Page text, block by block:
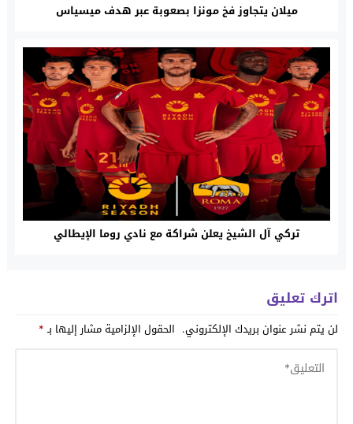
ميلان يتجاوز فخ مونزا بصعوبة عبر هدف ميسياس
تركي آل الشيخ يعلن شراكة مع نادي روما الإيطالي
اترك تعليق
لن يتم نشر عنوان بريدك الإلكتروني. الحقول الإلزامية مشار إليها بـ*